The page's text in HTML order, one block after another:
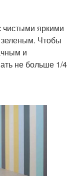
чистыми яркими
Чтобы
и
не больше 1/4